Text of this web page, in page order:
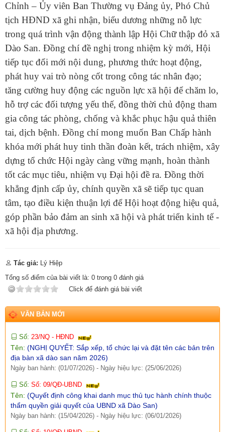
Chỉnh – Ủy viên Ban Thường vụ Đảng ủy, Phó Chủ
tịch HĐND xã ghi nhận, biểu dương những nỗ lực
trong quá trình vận động thành lập Hội Chữ thập đỏ xã
Dào San. Đồng chí đề nghị trong nhiệm kỳ mới, Hội
tiếp tục đổi mới nội dung, phương thức hoạt động,
phát huy vai trò nòng cốt trong công tác nhân đạo;
tăng cường huy động các nguồn lực xã hội để chăm lo,
hỗ trợ các đối tượng yếu thế, đồng thời chủ động tham
gia công tác phòng, chống và khắc phục hậu quả thiên
tai, dịch bệnh. Đồng chí mong muốn Ban Chấp hành
khóa mới phát huy tinh thần đoàn kết, trách nhiệm, xây
dựng tổ chức Hội ngày càng vững mạnh, hoàn thành
tốt các mục tiêu, nhiệm vụ Đại hội đề ra. Đồng thời
khẳng định cấp ủy, chính quyền xã sẽ tiếp tục quan
tâm, tạo điều kiện thuận lợi để Hội hoạt động hiệu quả,
góp phần bảo đảm an sinh xã hội và phát triển kinh tế -
xã hội địa phương.
Tác giả: Lý Hiệp
Tổng số điểm của bài viết là: 0 trong 0 đánh giá
Click để đánh giá bài viết
VĂN BẢN MỚI
Tên:(THÔNG BÁO Địa chỉ trụ sở, đường dây nóng hỗ trợ,
hướng dẫn giải đáp phản ánh, kiến nghị cá nhân, tổ chức về
thực hiện thủ tục hành chính và cung cấp dịch vụ công của Ủy
ban nhân dân xã Dào San)
Ngày ban hành: (13/07/2026)
Số: 1653/TB-UBND
Tên:(THÔNG BÁO Thực hiện kế hoạch và tiếp nhận hồ sơ tiểu
dự án 1 dự án 9 thuộc Chương trình MTQG phát triển kinh tế xã
hội vùng đồng bào dân tộc thiểu số và miền núi năm 2026 trên
địa bàn xã Dào San)
Ngày ban hành: (09/07/2026)
Tên:
(KẾ HOẠCH Thực hiện Tiểu dự án 1, Dự án 9 thuộc
Chương trình mục tiêu quốc gia phát triển kinh tế - xã hội vùng
đồng bào dân tộc thiểu số và miền núi năm 2026 trên địa bàn
xã Dào San, tỉnh Lai Châu)
Số:23/NQ - HĐND
địa bàn xã dào san năm 2026)
Ngày ban hành: (01/07/2026) -Ngày hiệu lực: (25/06/2026)
Tên:
(Quyết định công khai danh mục thủ tục hành chính thuộc
thẩm quyền giải quyết của UBND xã Dào San)
Ngày ban hành: (15/04/2026) -Ngày hiệu lực: (06/01/2026)
Số: 10/QĐ-UBND
Tên:
(Quyết định về việc công khai danh mục thủ tục hành